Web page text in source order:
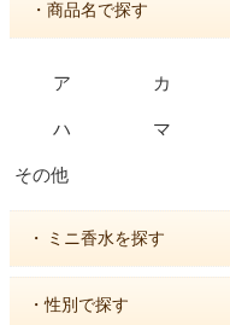
・商品名で探す
ア カ
ハ マ
その他
・ ミニ香水を探す
・性別で探す